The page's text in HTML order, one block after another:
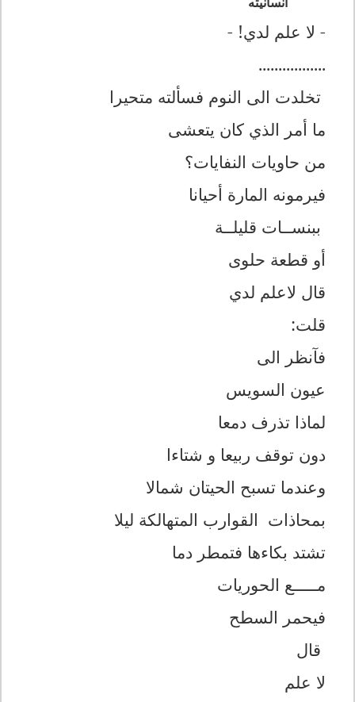
- لا علم لدي! -
.................
تخلدت الی النوم فسألته متحيرا
ما أمر الذي کان يتعشی
من حاويات النفايات؟
فيرمونە المارة أحيانا
ببنســات قليلــة
أو قطعة حلوی
قال لاعلم لدي
قلت:
فآنظر الی
عيون السويس
لماذا تذرف دمعا
دون توقف ربيعا و شتاءا
وعندما تسبح الحيتان شمالا
بمحاذات القوارب المتهالكة ليلا
تشتد بکاءها فتمطر دما
مـــــع الحوريات
فيحمر السطح
قال
لا علم